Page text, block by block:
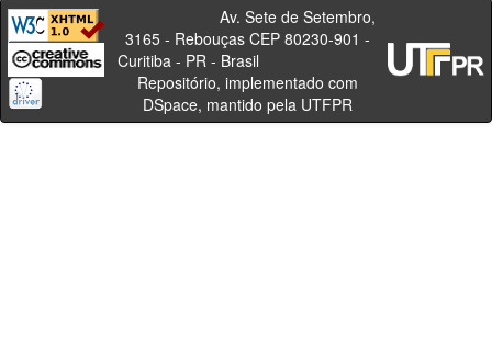
Av. Sete de Setembro,
3165 - Rebouças CEP 80230-901 -
Curitiba - PR - Brasil
Repositório, implementado com
DSpace, mantido pela UTFPR